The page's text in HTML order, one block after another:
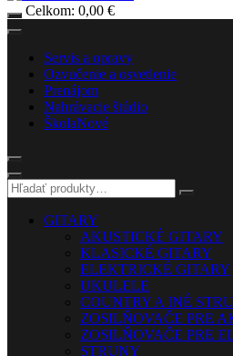
Celkom: 0,00 €
Servis a opravy
Ozvučenie a osvetlenie
Prenájom
Nahrávacie štúdio
ŠkolaNové
GITARY
AKUSTICKÉ GITARY
KLASICKÉ GITARY
ELEKTRICKÉ GITARY
UKULELE
COUNTRY A INÉ
ZOSILŇOVAČE PRE
ZOSILŇOVAČE PRE
STRUNY